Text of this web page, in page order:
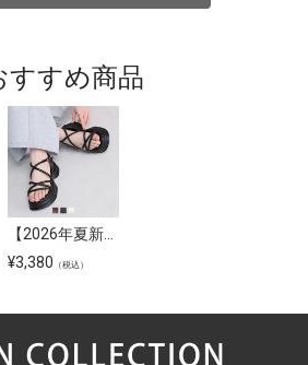
すすめ商品
¥3,380 （税込）